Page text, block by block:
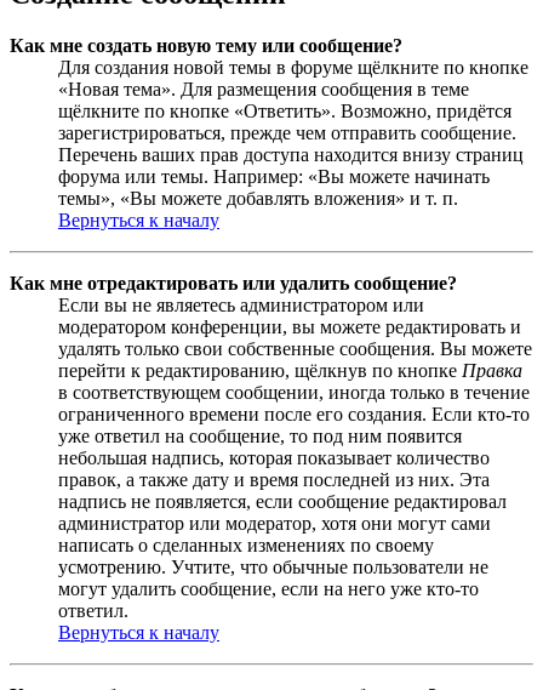
Как мне создать новую тему или сообщение?
Для создания новой темы в форуме щёлкните по кнопке
«Новая тема». Для размещения сообщения в теме
щёлкните по кнопке «Ответить». Возможно, придётся
зарегистрироваться, прежде чем отправить сообщение.
Перечень ваших прав доступа находится внизу страниц
форума или темы. Например: «Вы можете начинать
темы», «Вы можете добавлять вложения» и т. п.
Вернуться к началу
Как мне отредактировать или удалить сообщение?
Если вы не являетесь администратором или
модератором конференции, вы можете редактировать и
удалять только свои собственные сообщения. Вы можете
перейти к редактированию, щёлкнув по кнопке Правка
в соответствующем сообщении, иногда только в течение
ограниченного времени после его создания. Если кто-то
уже ответил на сообщение, то под ним появится
небольшая надпись, которая показывает количество
правок, а также дату и время последней из них. Эта
надпись не появляется, если сообщение редактировал
администратор или модератор, хотя они могут сами
написать о сделанных изменениях по своему
усмотрению. Учтите, что обычные пользователи не
могут удалить сообщение, если на него уже кто-то
ответил.
Вернуться к началу